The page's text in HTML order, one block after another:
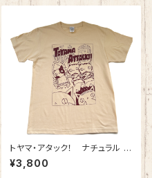
トヤマ・アタック！ ナチュラル
綿100％
¥3,800